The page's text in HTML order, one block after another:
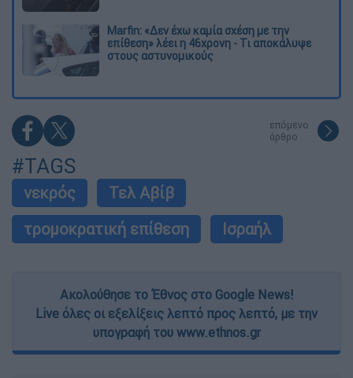
Marfin: «Δεν έχω καμία σχέση με την
επίθεση» λέει η 46χρονη - Τι αποκάλυψε
στους αστυνομικούς
επόμενο
άρθρο
#TAGS
νεκρός
Τελ Αβίβ
τρομοκρατική επίθεση
Ισραήλ
Ακολούθησε το Έθνος στο Google News!
Live όλες οι εξελίξεις λεπτό προς λεπτό, με την
υπογραφή του www.ethnos.gr